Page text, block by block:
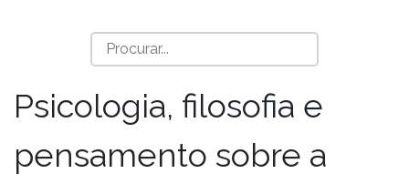
Psicologia, filosofia e
pensamento sobre a